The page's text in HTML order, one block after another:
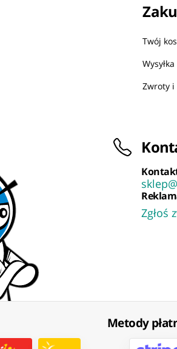
Twój
Wysyłka
Zwroty i
Zgłoś
Metody